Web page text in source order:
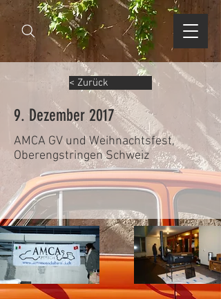
< Zurück
9. Dezember 2017
AMCA GV und Weihnachtsfest,
Oberengstringen Schweiz